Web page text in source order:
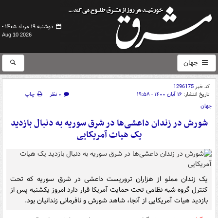
دوشنبه ۱۹ مرداد ۱۴۰۵ -
Aug 10 2026
جهان
کد خبر1296175
تاریخ انتشار: ۱۶ آبان ۱۴۰۰ - ۱۹:۵۸ ۰ نظر
چاپ
جهان
شورش در زندان داعشی‌ها در شرق سوریه به دنبال بازدید
یک هیات آمریکایی
یک زندان مملو از هزاران تروریست داعشی در شرق سوریه که تحت
کنترل گروه شبه نظامی تحت حمایت آمریکا قرار دارد امروز یکشنبه پس از
بازدید هیات آمریکایی از آنجا، شاهد شورش و نافرمانی زندانیان بود.